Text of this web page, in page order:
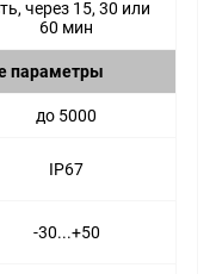
через 15, 30 или
60 мин
параметры
до 5000
IP67
-30...+50